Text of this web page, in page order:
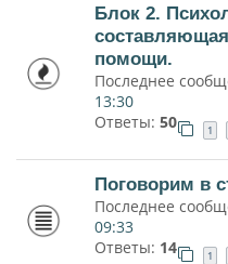
Блок 2.
помощи.
Последнее
13:30
Ответы: 50 1
Поговорим в
Последнее
09:33
Ответы: 14 1